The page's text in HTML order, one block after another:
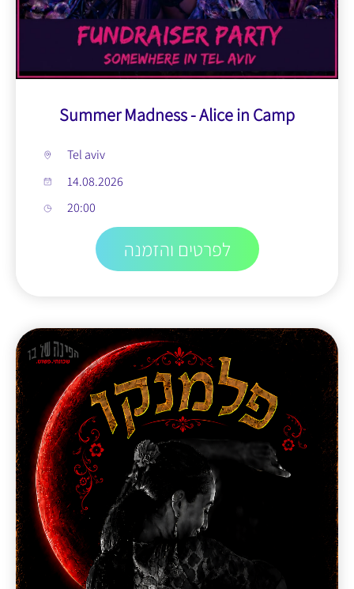
Summer Madness - Alice in Camp
Tel aviv
14.08.2026
20:00
לפרטים והזמנה